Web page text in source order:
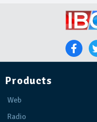
Products
Web
Radio